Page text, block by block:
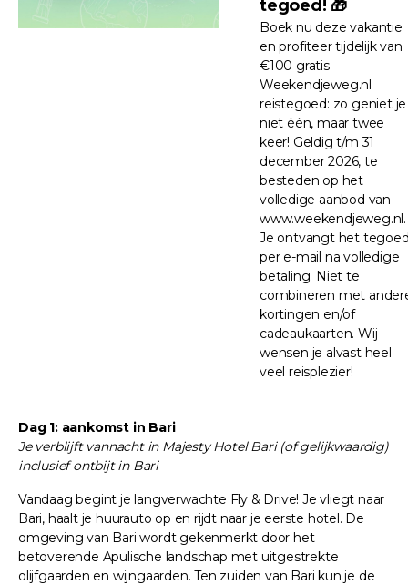
tegoed! 🎁
Boek nu deze vakantie
en profiteer tijdelijk van
€100 gratis
Weekendjeweg.nl
reistegoed: zo geniet je
niet één, maar twee
keer! Geldig t/m 31
december 2026, te
besteden op het
volledige aanbod van
www.weekendjeweg.nl.
Je ontvangt het
per e-mail na volledige
betaling. Niet te
combineren met
kortingen en/of
cadeaukaarten. Wij
wensen je alvast heel
veel reisplezier!
Dag 1: aankomst in Bari
Je verblijft vannacht in Majesty Hotel Bari (of gelijkwaardig)
inclusief ontbijt in Bari
Vandaag begint je langverwachte Fly & Drive! Je vliegt naar
Bari, haalt je huurauto op en rijdt naar je eerste hotel. De
omgeving van Bari wordt gekenmerkt door het
betoverende Apulische landschap met uitgestrekte
olijfgaarden en wijngaarden. Ten zuiden van Bari kun je de